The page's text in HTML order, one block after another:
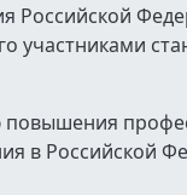
участниками
в Российской